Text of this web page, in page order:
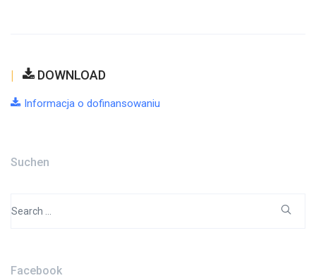
DOWNLOAD
Informacja o dofinansowaniu
Suchen
for:
Facebook